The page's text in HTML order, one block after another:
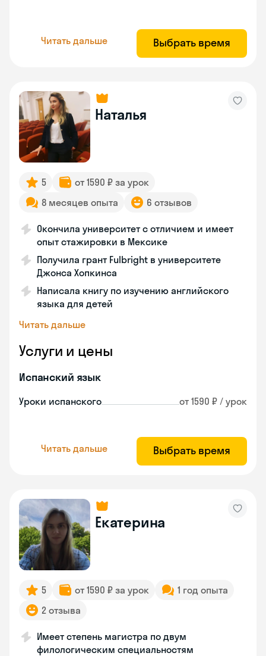
Читать дальше Выбрать время
Наталья
5
от 1590 ₽ за урок
8 месяцев опыта
6 отзывов
Окончила университет с отличием и имеет
опыт стажировки в Мексике
Получила грант Fulbright в университете
Джонса Хопкинса
Написала книгу по изучению английского
языка для детей
Читать дальше
Услуги и цены
Испанский язык
Уроки испанского от 1590 ₽ / урок
Читать дальше Выбрать время
Екатерина
5 от 1590 ₽ за урок
1 год опыта
2 отзыва
Имеет степень магистра по двум
филологическим специальностям